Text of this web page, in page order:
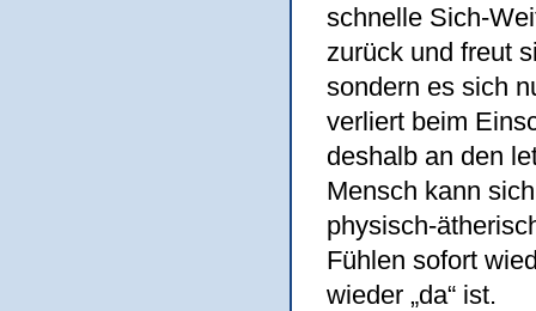
schnelle Sich-
zurück und freut
sondern es sich
verliert beim
deshalb an den
Mensch kann
physisch-
Fühlen sofort
wieder „da“ ist.